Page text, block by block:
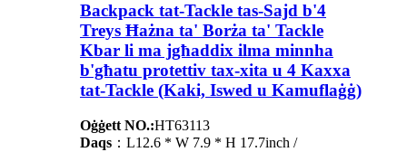
Backpack tat-Tackle tas-Sajd b'4
Treys Ħażna ta' Borża ta' Tackle
Kbar li ma jgħaddix ilma minnha
b'għatu protettiv tax-xita u 4 Kaxxa
tat-Tackle (Kaki, Iswed u Kamuflaġġ)
Oġġett NO.:HT63113
Daqs ：L12.6 * W 7.9 * H 17.7inch /